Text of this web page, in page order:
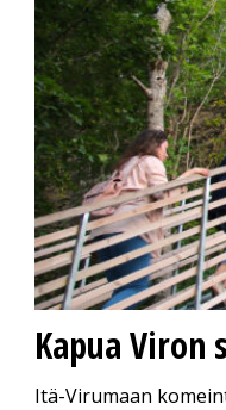
Kapua
Itä-Virumaan